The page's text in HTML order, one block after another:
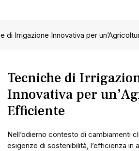
Tecniche di
Innovativa per
Efficiente
Nell’odierno contesto di cambiamenti
esigenze di sostenibilità, l’efficienza in